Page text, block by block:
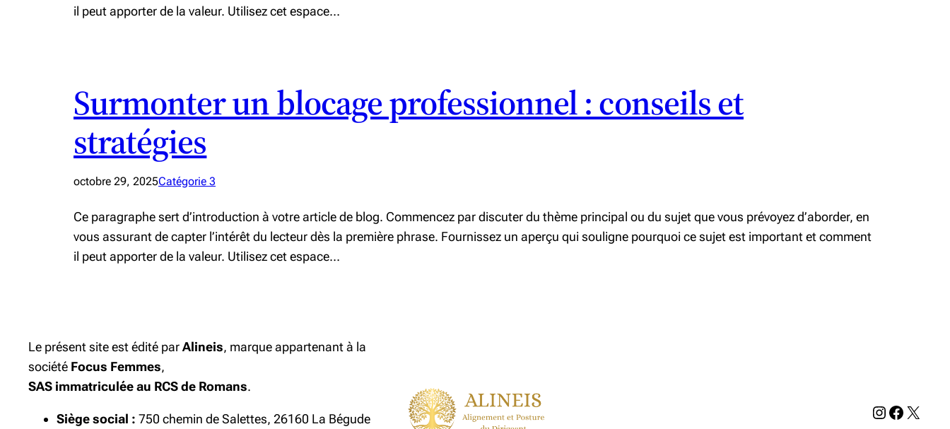
il peut apporter de la valeur. Utilisez cet espace…
Surmonter un blocage professionnel : conseils et
stratégies
octobre 29, 2025Catégorie 3
Ce paragraphe sert d’introduction à votre article de blog. Commencez par discuter du thème principal ou du sujet que vous prévoyez d’aborder, en
vous assurant de capter l’intérêt du lecteur dès la première phrase. Fournissez un aperçu qui souligne pourquoi ce sujet est important et comment
il peut apporter de la valeur. Utilisez cet espace…
Le présent site est édité parAlineis, marque appartenant à la
société Focus Femmes,
SAS immatriculée au RCS de Romans.
Siège social : 750 chemin de Salettes, 26160 La Bégude Instagram Facebook X